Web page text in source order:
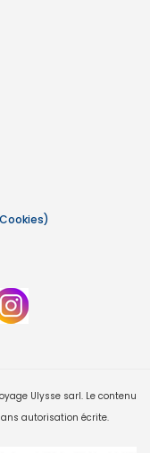
Ulysse sarl. Le contenu
autorisation écrite.